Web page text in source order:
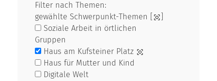
Filter nach Themen:
gewählte Schwerpunkt-Themen [
Soziale Arbeit in örtlichen
Gruppen
Haus am Kufsteiner Platz
Haus für Mutter und Kind
Digitale Welt